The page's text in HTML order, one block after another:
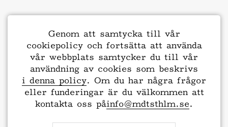
Evenemang
Dawn
YIELDING
- the
outdoor
Genom att samtycka till vår
cookiepolicy och fortsätta att använda
vår webbplats samtycker du till vår
användning av cookies som beskrivs
i denna policy. Om du har några frågor
eller funderingar är du välkommen att
kontakta oss påinfo@mdtsthlm.se.